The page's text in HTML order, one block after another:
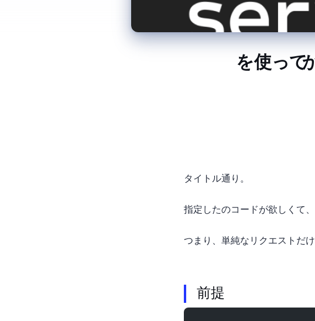
Serverless CLI を使っ
タイトル通り。
指定したURLのQRコードが欲しくて、
つまり、単純な HTTP リクエスト
前提